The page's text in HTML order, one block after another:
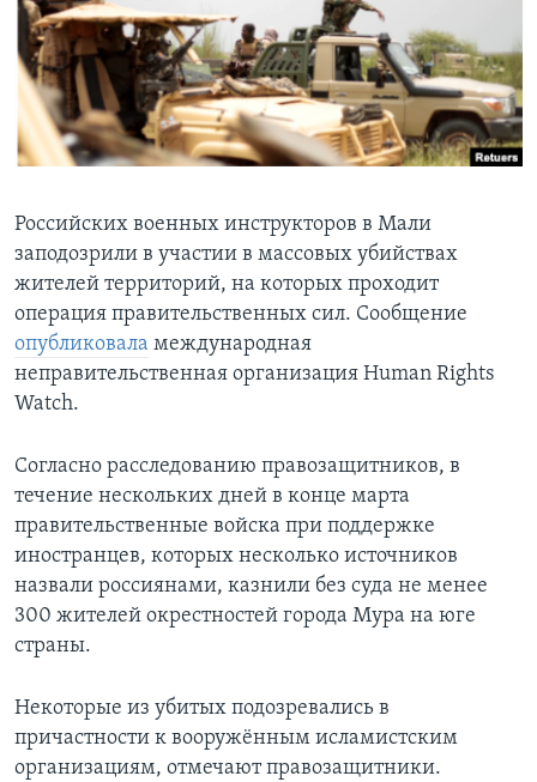
Learning English
СОЦИАЛЬНЫЕ СЕТИ
Языки
Российских военных инструкторов в Мали
заподозрили в участии в массовых убийствах
жителей территорий, на которых проходит
операция правительственных сил. Сообщение
опубликовала международная
неправительственная организация Human Rights
Watch.
Согласно расследованию правозащитников, в
течение нескольких дней в конце марта
правительственные войска при поддержке
иностранцев, которых несколько источников
назвали россиянами, казнили без суда не менее
300 жителей окрестностей города Мура на юге
страны.
Некоторые из убитых подозревались в
причастности к вооружённым исламистским
организациям, отмечают правозащитники.